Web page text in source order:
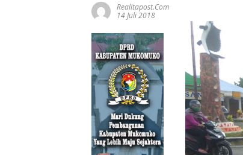
Realitapost.com
14 Juli 2018